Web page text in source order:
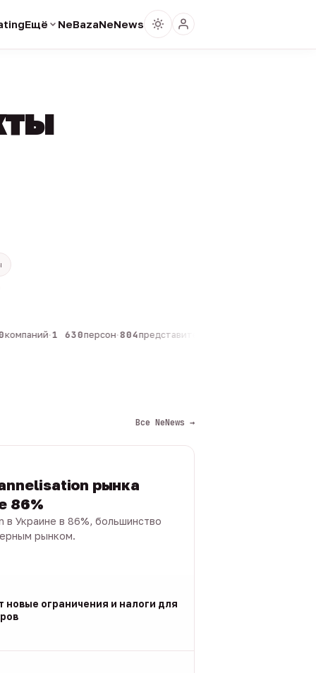
Ещё NeBazaNeNews
·1 630персон·804представителей
Все NeNews →
рынка
86%
в Украине в 86%, большинство
рынком.
новые ограничения и налоги для